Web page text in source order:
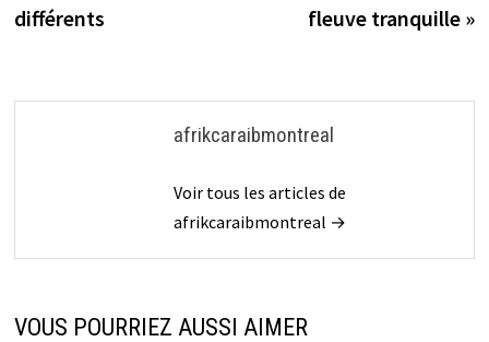
différents
fleuve tranquille »
afrikcaraibmontreal
Voir tous les articles de
afrikcaraibmontreal →
VOUS POURRIEZ AUSSI AIMER